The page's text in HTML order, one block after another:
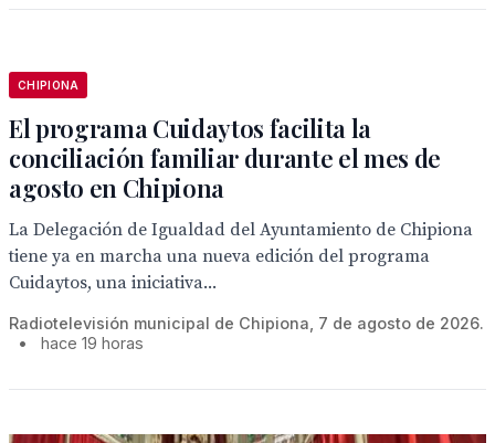
CHIPIONA
El programa Cuidaytos facilita la
conciliación familiar durante el mes de
agosto en Chipiona
La Delegación de Igualdad del Ayuntamiento de Chipiona
tiene ya en marcha una nueva edición del programa
Cuidaytos, una iniciativa...
Radiotelevisión municipal de Chipiona, 7 de agosto de 2026.
•
hace 19 horas